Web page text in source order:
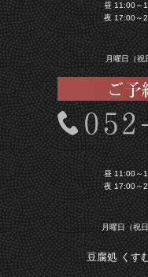
昼 11:00～
夜 17:00～
月曜日（祝
昼 11:00～
夜 17:00～
月曜日（祝
豆腐処 くす